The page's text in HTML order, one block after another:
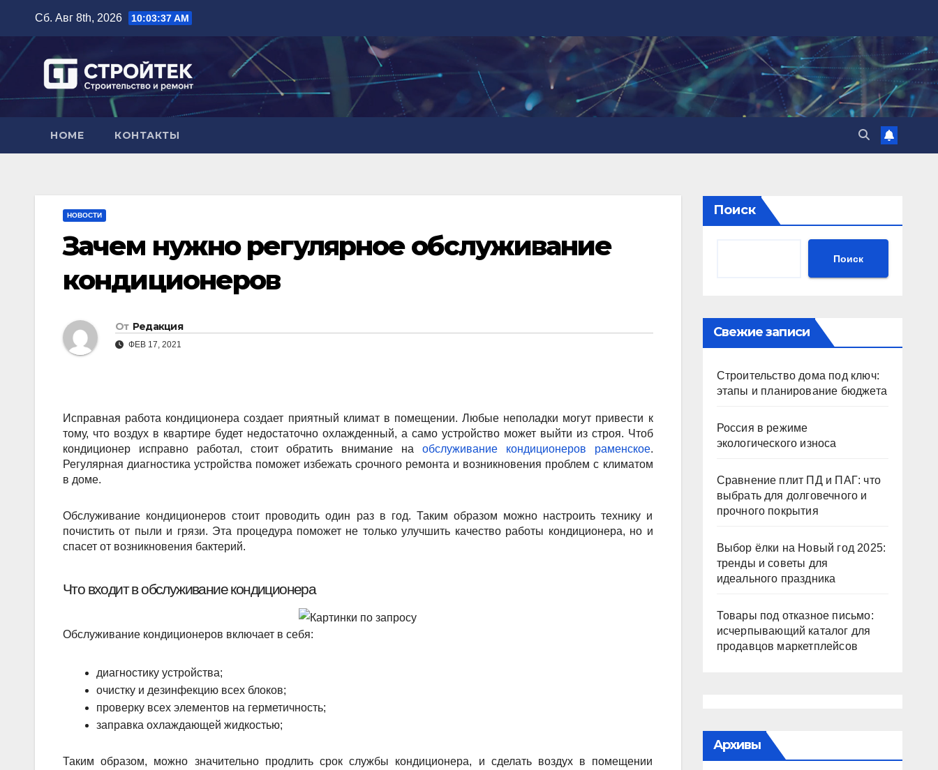
содержимому
Сб. Авг 8th, 2026 10:03:38 AM
HOME КОНТАКТЫ
НОВОСТИ
Зачем нужно регулярное обслуживание
кондиционеров
От Редакция
ФЕВ 17, 2021
Исправная работа кондиционера создает приятный климат в помещении. Любые неполадки могут привести к
тому, что воздух в квартире будет недостаточно охлажденный, а само устройство может выйти из строя. Чтоб
кондиционер исправно работал, стоит обратить внимание на обслуживание кондиционеров раменское.
Регулярная диагностика устройства поможет избежать срочного ремонта и возникновения проблем с климатом
в доме.
Обслуживание кондиционеров стоит проводить один раз в год. Таким образом можно настроить технику и
почистить от пыли и грязи. Эта процедура поможет не только улучшить качество работы кондиционера, но и
спасет от возникновения бактерий.
Что входит в обслуживание кондиционера
Обслуживание кондиционеров включает в себя:
диагностику устройства;
очистку и дезинфекцию всех блоков;
проверку всех элементов на герметичность;
заправка охлаждающей жидкостью;
Таким образом, можно значительно продлить срок службы кондиционера, и сделать воздух в помещении
Поиск
Поиск
Свежие записи
Строительство дома под ключ:
этапы и планирование бюджета
Россия в режиме
экологического износа
Сравнение плит ПД и ПАГ: что
выбрать для долговечного и
прочного покрытия
Выбор ёлки на Новый год 2025:
тренды и советы для
идеального праздника
Товары под отказное письмо:
исчерпывающий каталог для
продавцов маркетплейсов
Архивы